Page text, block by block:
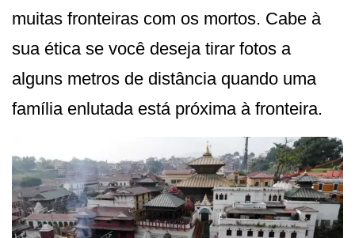
muitas fronteiras com os mortos. Cabe à
sua ética se você deseja tirar fotos a
alguns metros de distância quando uma
família enlutada está próxima à fronteira.